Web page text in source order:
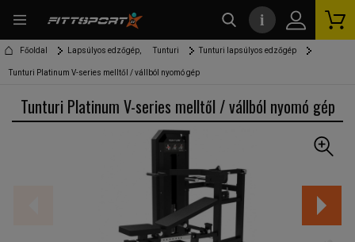
Főoldal Lapsúlyos edzőgép, Tunturi Tunturi lapsúlyos edzőgép
Tunturi Platinum V-series melltől / vállból nyomó gép
Tunturi Platinum V-series melltől / vállból nyomó gép
i
kereső